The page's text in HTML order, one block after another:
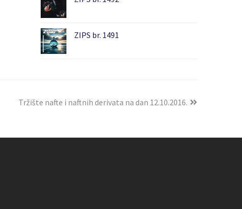
ZIPS br. 1491
Tržište nafte i naftnih derivata na dan 12.10.2016.